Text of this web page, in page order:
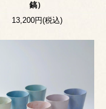
鎬）
13,200円(税込)